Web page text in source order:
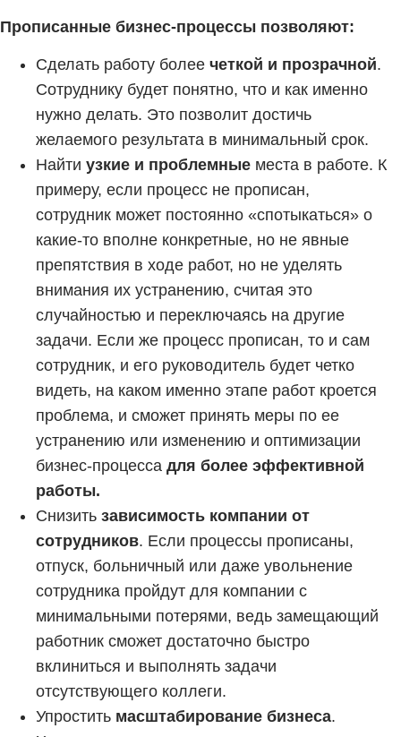
Прописанные бизнес-процессы позволяют:
Сделать работу более четкой и прозрачной.
Сотруднику будет понятно, что и как именно
нужно делать. Это позволит достичь
желаемого результата в минимальный срок.
Найти узкие и проблемные места в работе. К
примеру, если процесс не прописан,
сотрудник может постоянно «спотыкаться» о
какие-то вполне конкретные, но не явные
препятствия в ходе работ, но не уделять
внимания их устранению, считая это
случайностью и переключаясь на другие
задачи. Если же процесс прописан, то и сам
сотрудник, и его руководитель будет четко
видеть, на каком именно этапе работ кроется
проблема, и сможет принять меры по ее
устранению или изменению и оптимизации
бизнес-процесса для более эффективной
работы.
Снизить зависимость компании от
сотрудников. Если процессы прописаны,
отпуск, больничный или даже увольнение
сотрудника пройдут для компании с
минимальными потерями, ведь замещающий
работник сможет достаточно быстро
вклиниться и выполнять задачи
отсутствующего коллеги.
Упростить масштабирование бизнеса.